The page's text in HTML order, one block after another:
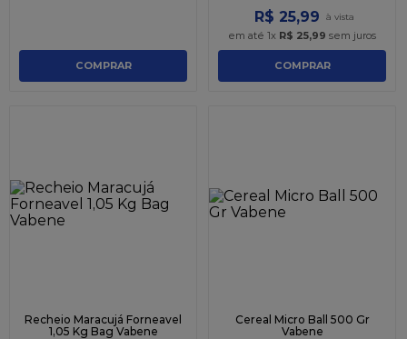
COMPRAR
R$ 25,99
em até 1x R$ 25,99 sem juros
COMPRAR
Recheio Maracujá Forneavel
1,05 Kg Bag Vabene
Cereal Micro Ball 500 Gr
Vabene